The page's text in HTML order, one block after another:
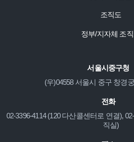
조직도
정부/지자체 조
서울시중구청
(우)04558 서울시 중구 창경
전화
02-3396-4114 (120 다산콜센터로 연결),
직실)